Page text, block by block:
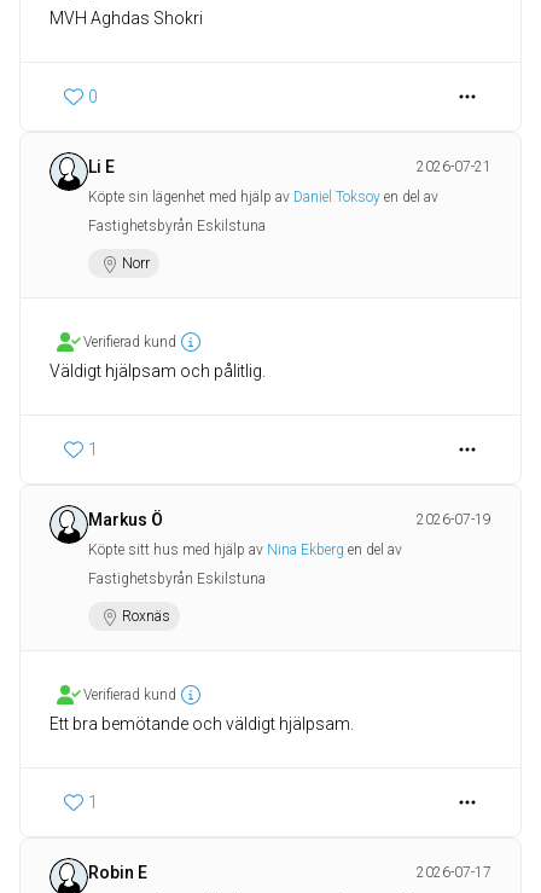
MVH Aghdas Shokri
0
Li E
2026-07-21
Köpte sin lägenhet med hjälp av Daniel Toksoy en del av
Fastighetsbyrån Eskilstuna
Norr
Verifierad kund
Väldigt hjälpsam och pålitlig.
1
Markus Ö
2026-07-19
Köpte sitt hus med hjälp av Nina Ekberg en del av
Fastighetsbyrån Eskilstuna
Roxnäs
Verifierad kund
1
Robin E
2026-07-17